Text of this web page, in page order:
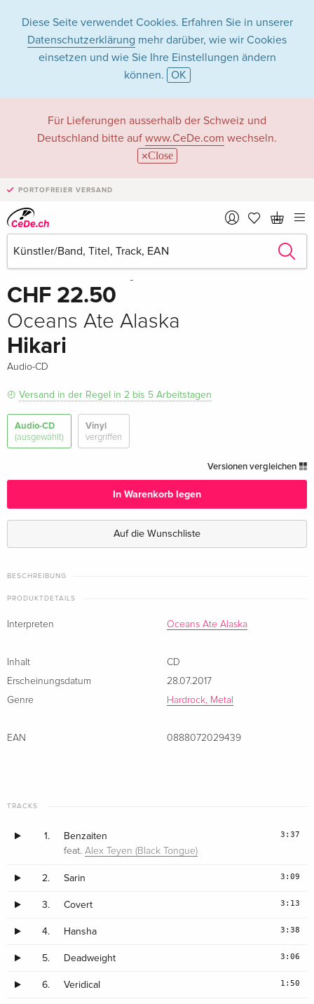
Diese Seite verwendet Cookies. Erfahren Sie in unserer
Datenschutzerklärung mehr darüber, wie wir Cookies
einsetzen und wie Sie Ihre Einstellungen ändern
können. OK
Für Lieferungen ausserhalb der Schweiz und
Deutschland bitte auf www.CeDe.com wechseln.
Close
PORTOFREIER VERSAND
CHF 22.50
Oceans Ate Alaska
Hikari
Audio-CD
Versand in der Regel in 2 bis 5 Arbeitstagen
Audio-CD
(ausgewählt)
Vinyl
vergriffen
Versionen vergleichen
In Warenkorb legen
Auf die Wunschliste
BESCHREIBUNG
PRODUKTDETAILS
Interpreten Oceans Ate Alaska
Inhalt
CD
Erscheinungsdatum
28.07.2017
Genre
Hardrock, Metal
EAN 0888072029439
TRACKS
1.
Benzaiten
feat.Alex Teyen (Black Tongue)
3:37
2. Sarin 3:09
3. Covert 3:13
4. Hansha 3:38
5. Deadweight 3:06
6. Veridical 1:50